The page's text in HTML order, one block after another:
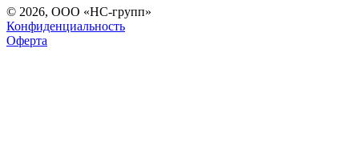
© 2026, ООО «НС-групп»
Конфиденциальность
Оферта